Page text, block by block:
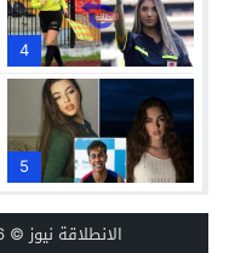
4
5
الانطلاقة نيوز© 2026 جميع الحقوق محفوظة.